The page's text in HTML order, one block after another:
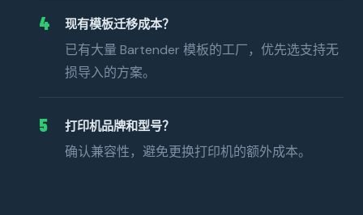
4 现有模板迁移成本？
已有大量 Bartender 模板的工厂，优先选支持无
损导入的方案。
5 打印机品牌和型号？
确认兼容性，避免更换打印机的额外成本。